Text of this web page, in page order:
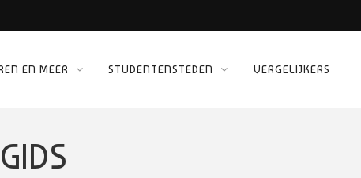
EN MEER STUDENTENSTEDEN VERGELIJKERS